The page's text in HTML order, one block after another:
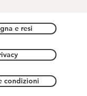
e resi
condizioni